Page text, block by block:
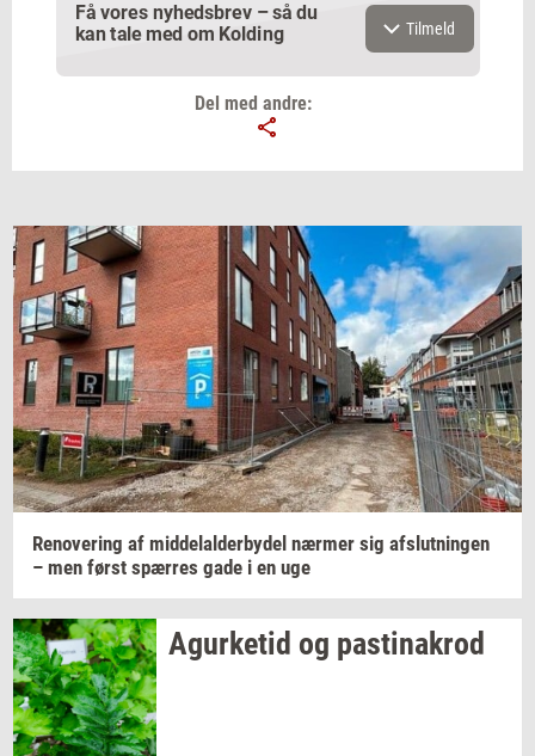
Få vores nyhedsbrev – så du
kan tale med om Kolding
Navn
Jeg vil gerne modtage et nyhedsoverblik, samt
relevante tilbud og brugerfordele på mail. Det er altid
muligt at afmelde.Privatlivspolitik.
Tilmeld
Del med andre:
Renove­ring af mid­delal­der­by­del nær­mer sig af­slut­nin­gen
– men først spær­res gade i en uge
Agur­ke­tid og pa­stina­krod